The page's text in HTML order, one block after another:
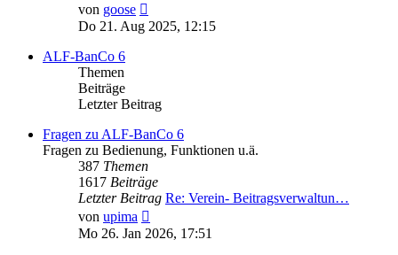
von goose
Beitrag
Do 21. Aug 2025, 12:15
ALF-BanCo 6
Themen
Beiträge
Letzter Beitrag
Fragen zu ALF-BanCo 6
Fragen zu Bedienung, Funktionen u.ä.
387 Themen
1617 Beiträge
Letzter Beitrag Re: Verein- Beitragsverwaltun…
von upima
Beitrag
Mo 26. Jan 2026, 17:51